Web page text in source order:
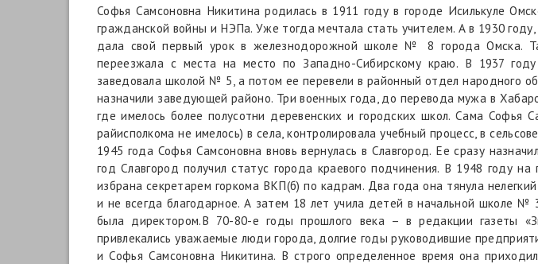
Софья Самсоновна Никитина родилась в 1911 году в городе Исилькуле
гражданской войны и НЭПа. Уже тогда мечтала стать учителем. А в 1930
дала свой первый урок в железнодорожной школе № 8 города Омска.
переезжала с места на место по Западно-Сибирскому краю. В 1937
заведовала школой № 5, а потом ее перевели в районный отдел народного
назначили заведующей районо. Три военных года, до перевода мужа в
где имелось более полусотни деревенских и городских школ. Сама Софья
райисполкома не имелось) в села, контролировала учебный процесс, в
1945 года Софья Самсоновна вновь вернулась в Славгород. Ее сразу
год Славгород получил статус города краевого подчинения. В 1948 году
избрана секретарем горкома ВКП(б) по кадрам. Два года она тянула
и не всегда благодарное. А затем 18 лет учила детей в начальной школе
была директором.В 70-80-е годы прошлого века – в редакции газеты
привлекались уважаемые люди города, долгие годы руководившие
и Софья Самсоновна Никитина. В строго определенное время она